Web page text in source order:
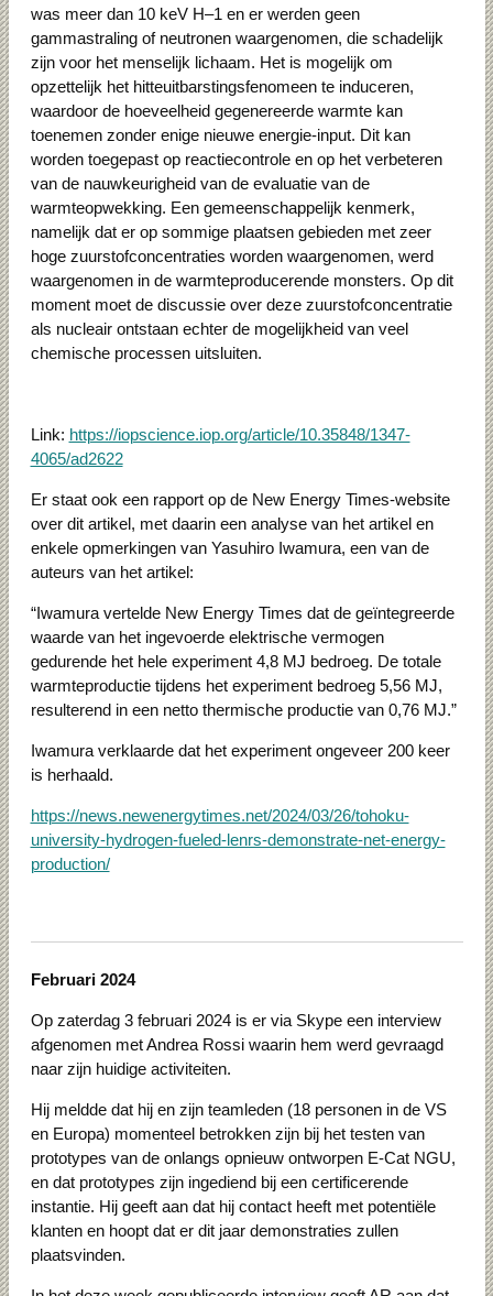
was meer dan 10 keV H–1 en er werden geen
gammastraling of neutronen waargenomen, die schadelijk
zijn voor het menselijk lichaam. Het is mogelijk om
opzettelijk het hitteuitbarstingsfenomeen te induceren,
waardoor de hoeveelheid gegenereerde warmte kan
toenemen zonder enige nieuwe energie-input. Dit kan
worden toegepast op reactiecontrole en op het verbeteren
van de nauwkeurigheid van de evaluatie van de
warmteopwekking. Een gemeenschappelijk kenmerk,
namelijk dat er op sommige plaatsen gebieden met zeer
hoge zuurstofconcentraties worden waargenomen, werd
waargenomen in de warmteproducerende monsters. Op dit
moment moet de discussie over deze zuurstofconcentratie
als nucleair ontstaan ​​echter de mogelijkheid van veel
chemische processen uitsluiten.
Link: https://iopscience.iop.org/article/10.35848/1347-
4065/ad2622
Er staat ook een rapport op de New Energy Times-website
over dit artikel, met daarin een analyse van het artikel en
enkele opmerkingen van Yasuhiro Iwamura, een van de
auteurs van het artikel:
“Iwamura vertelde New Energy Times dat de geïntegreerde
waarde van het ingevoerde elektrische vermogen
gedurende het hele experiment 4,8 MJ bedroeg. De totale
warmteproductie tijdens het experiment bedroeg 5,56 MJ,
resulterend in een netto thermische productie van 0,76 MJ.”
Iwamura verklaarde dat het experiment ongeveer 200 keer
is herhaald.
https://news.newenergytimes.net/2024/03/26/tohoku-
university-hydrogen-fueled-lenrs-demonstrate-net-energy-
production/
Februari 2024
Op zaterdag 3 februari 2024 is er via Skype een interview
afgenomen met Andrea Rossi waarin hem werd gevraagd
naar zijn huidige activiteiten.
Hij meldde dat hij en zijn teamleden (18 personen in de VS
en Europa) momenteel betrokken zijn bij het testen van
prototypes van de onlangs opnieuw ontworpen E-Cat NGU,
en dat prototypes zijn ingediend bij een certificerende
instantie. Hij geeft aan dat hij contact heeft met potentiële
klanten en hoopt dat er dit jaar demonstraties zullen
plaatsvinden.